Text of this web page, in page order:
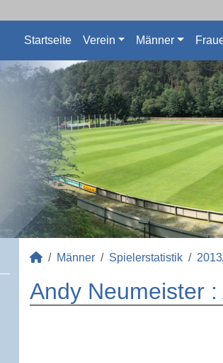
Startseite Verein Männer
Männer Spielerstatistik
Andy Neumeister